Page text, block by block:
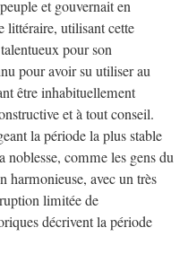
et gouvernait en
littéraire, utilisant cette
pour son
pour avoir su utiliser au
être inhabituellement
et à tout conseil.
la période la plus stable
comme les gens du
harmonieuse, avec un très
limitée de
décrivent la période